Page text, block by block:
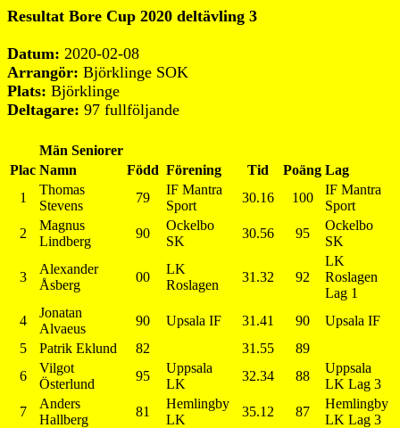
Resultat Bore Cup 2020 deltävling 3
Datum: 2020-02-08
Arrangör: Björklinge SOK
Plats: Björklinge
Deltagare: 97 fullföljande
Män Seniorer
Plac Namn Född Förening Tid Poäng Lag
1
Thomas
Stevens
79
IF Mantra
Sport
30.16 100
IF Mantra
Sport
2
Magnus
Lindberg
90
Ockelbo
SK
30.56 95
Ockelbo
SK
3
Alexander
Åsberg
00
LK
Roslagen
31.32 92
LK
Roslagen
Lag 1
4
Jonatan
Alvaeus
90 Upsala IF 31.41 90
Upsala IF
5
Patrik Eklund 82 31.55
89
6
Vilgot
Österlund
95
Uppsala
LK
32.34 88
Uppsala
LK Lag 3
7
Anders
Hallberg
81
Hemlingby
LK
35.12 87
Hemlingby
LK Lag 3